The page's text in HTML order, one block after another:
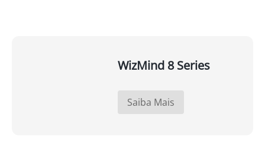
WizMind 8 Series
Saiba Mais